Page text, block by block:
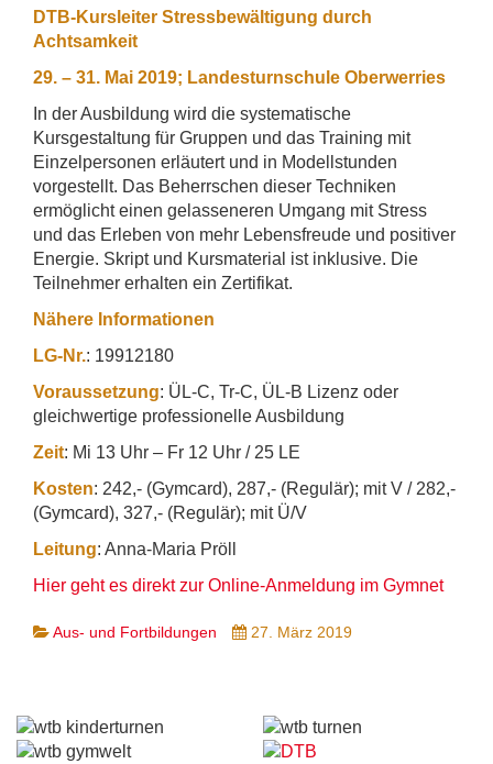
DTB-Kursleiter Stressbewältigung durch
Achtsamkeit
29. – 31. Mai 2019; Landesturnschule Oberwerries
In der Ausbildung wird die systematische
Kursgestaltung für Gruppen und das Training mit
Einzelpersonen erläutert und in Modellstunden
vorgestellt. Das Beherrschen dieser Techniken
ermöglicht einen gelasseneren Umgang mit Stress
und das Erleben von mehr Lebensfreude und positiver
Energie. Skript und Kursmaterial ist inklusive. Die
Teilnehmer erhalten ein Zertifikat.
Nähere Informationen
LG-Nr.: 19912180
Voraussetzung: ÜL-C, Tr-C, ÜL-B Lizenz oder
gleichwertige professionelle Ausbildung
Zeit: Mi 13 Uhr – Fr 12 Uhr / 25 LE
Kosten: 242,- (Gymcard), 287,- (Regulär); mit V / 282,-
(Gymcard), 327,- (Regulär); mit Ü/V
Leitung: Anna-Maria Pröll
Hier geht es direkt zur Online-Anmeldung im Gymnet
Aus- und Fortbildungen 27. März 2019